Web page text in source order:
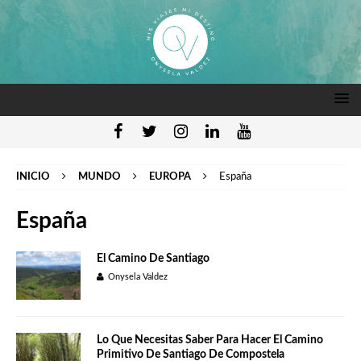
INICIO MUNDO EUROPA España
España
El Camino De Santiago
Onysela Valdez
Lo Que Necesitas Saber Para Hacer El Camino
Primitivo De Santiago De Compostela